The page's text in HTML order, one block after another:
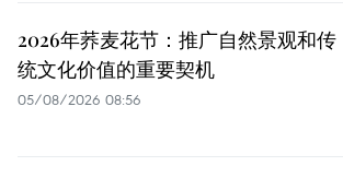
2026年荞麦花节：推广自然景观和传
统文化价值的重要契机
05/08/2026 08:56